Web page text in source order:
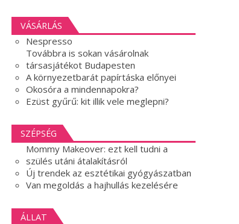
VÁSÁRLÁS
Nespresso
Továbbra is sokan vásárolnak
társasjátékot Budapesten
A környezetbarát papírtáska előnyei
Okosóra a mindennapokra?
Ezüst gyűrű: kit illik vele meglepni?
SZÉPSÉG
Mommy Makeover: ezt kell tudni a
szülés utáni átalakításról
Új trendek az esztétikai gyógyászatban
Van megoldás a hajhullás kezelésére
ÁLLAT